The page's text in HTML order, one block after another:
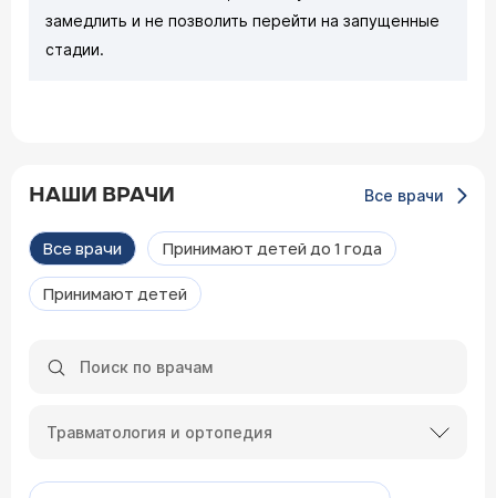
замедлить и не позволить перейти на запущенные
стадии.
НАШИ ВРАЧИ Все врачи
Все врачи Принимают детей до 1 года
Принимают детей
Травматология и ортопедия